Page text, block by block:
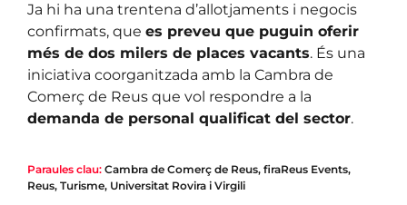
Ja hi ha una trentena d’allotjaments i negocis
confirmats, que es preveu que puguin oferir
més de dos milers de places vacants. És una
iniciativa coorganitzada amb la Cambra de
Comerç de Reus que vol respondre a la
demanda de personal qualificat del sector.
Paraules clau: Cambra de Comerç de Reus, firaReus Events,
Reus, Turisme, Universitat Rovira i Virgili